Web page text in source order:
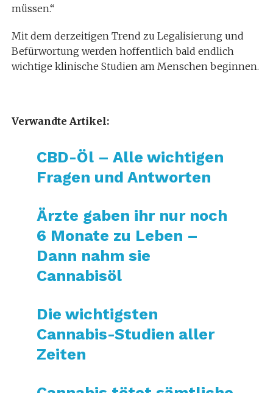
müssen.“
Mit dem derzeitigen Trend zu Legalisierung und
Befürwortung werden hoffentlich bald endlich
wichtige klinische Studien am Menschen beginnen.
Verwandte Artikel:
CBD-Öl – Alle wichtigen
Fragen und Antworten
Ärzte gaben ihr nur noch
6 Monate zu Leben –
Dann nahm sie
Cannabisöl
Die wichtigsten
Cannabis-Studien aller
Zeiten